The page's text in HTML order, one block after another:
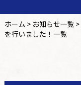
ホーム > お知らせ一覧>
を行いました！一覧